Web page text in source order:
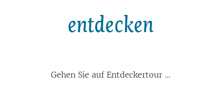
entdecken
Gehen Sie auf Entdeckertour ...